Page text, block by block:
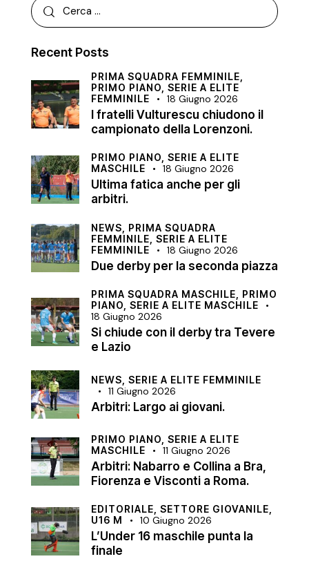
Recent Posts
PRIMA SQUADRA FEMMINILE,
PRIMO PIANO, SERIE A ELITE
FEMMINILE
18 Giugno 2026
I fratelli Vulturescu chiudono il
campionato della Lorenzoni.
PRIMO PIANO, SERIE A ELITE
MASCHILE
18 Giugno 2026
Ultima fatica anche per gli
arbitri.
NEWS, PRIMA SQUADRA
FEMMINILE, SERIE A ELITE
FEMMINILE
18 Giugno 2026
Due derby per la seconda piazza
PRIMA SQUADRA MASCHILE, PRIMO
PIANO, SERIE A ELITE MASCHILE
18 Giugno 2026
Si chiude con il derby tra Tevere
e Lazio
NEWS, SERIE A ELITE FEMMINILE
11 Giugno 2026
Arbitri: Largo ai giovani.
PRIMO PIANO, SERIE A ELITE
MASCHILE
11 Giugno 2026
Arbitri: Nabarro e Collina a Bra,
Fiorenza e Visconti a Roma.
EDITORIALE, SETTORE GIOVANILE,
U16 M
10 Giugno 2026
L’Under 16 maschile punta la
finale